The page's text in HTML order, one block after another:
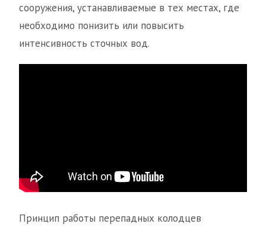
сооружения, устанавливаемые в тех местах, где
необходимо понизить или повысить
интенсивность сточных вод.
Принцип работы перепадных колодцев